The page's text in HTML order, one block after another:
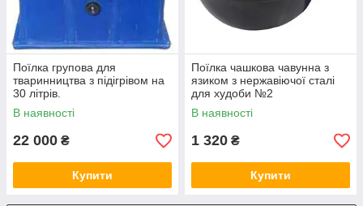
Поїлка групова для
тваринництва з підігрівом на
30 літрів.
В наявності
22 000 ₴
Купити
Поїлка чашкова чавунна з
язиком з нержавіючої сталі
для худоби №2
В наявності
1 320 ₴
Купити